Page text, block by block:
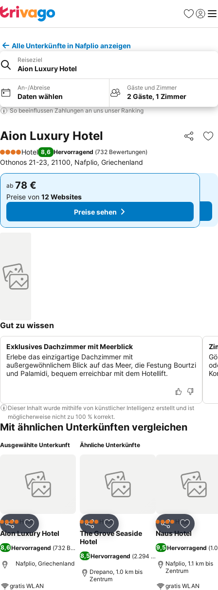
Favoriten
Alle Unterkünfte in Nafplio anzeigen
Reiseziel
Aion Luxury Hotel
An-/Abreise
Daten wählen
Gäste und Zimmer
2 Gäste, 1 Zimmer
So beeinflussen Zahlungen an uns unser Ranking
Aion Luxury Hotel Teilen
4 Sterne
Hotel 8,6 Hervorragend (732 Bewertungen)
Othonos 21-23, 21100, Nafplio, Griechenland
ab 78 €
Preise von 12 Websites
Preise sehen
ab 78 €
Preise von 12 Websites
Preise sehen
Gut zu wissen
Exklusives Dachzimmer mit Meerblick
Erlebe das einzigartige Dachzimmer mit
außergewöhnlichem Blick auf das Meer, die Festung Bourtzi
und Palamidi, bequem erreichbar mit dem Hotellift.
Dieser Inhalt wurde mithilfe von künstlicher Intelligenz erstellt und ist
möglicherweise nicht zu 100 % korrekt.
Mit ähnlichen Unterkünften vergleichen
Ausgewählte Unterkunft
Teilen Zu Favoriten hinzufügen
4 SterneHotel
Aion Luxury Hotel
8,6Hervorragend (732 Bewertungen
Nafplio, Griechenland
gratis WLAN
Ähnliche Unterkünfte
Teilen Zu Favoriten hinzufügen
4 SterneHotel
The Grove Seaside
Hotel
8,5Hervorragend (2.294 Bewertungen
Drepano, 1.0 km bis
Zentrum
Teilen Zu
4 SterneHotel
Naus Hotel
9,5Hervorragend (
Nafplio, 1.1 km bis
Zentrum
gratis WLAN